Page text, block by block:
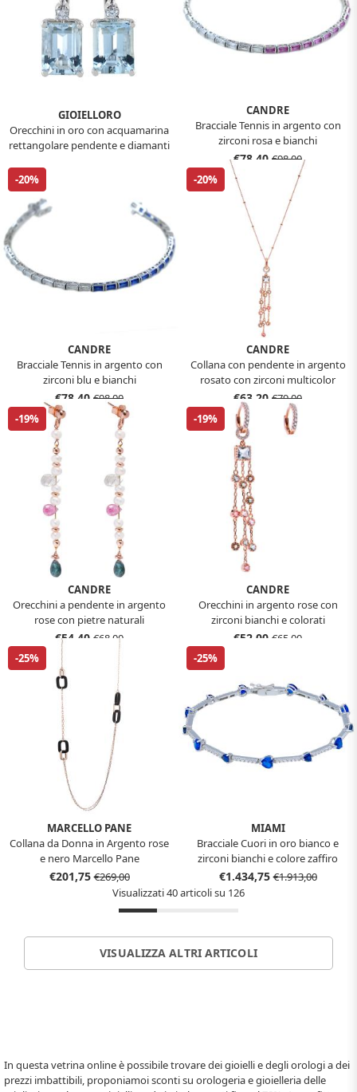
GIOIELLORO
Orecchini in oro con acquamarina
rettangolare pendente e diamanti
CANDRE
Bracciale Tennis in argento con
zirconi rosa e bianchi
€78,40 €98,00
-20%
CANDRE
Bracciale Tennis in argento con
zirconi blu e bianchi
€78,40 €98,00
-20%
CANDRE
Collana con pendente in argento
rosato con zirconi multicolor
€63,20 €79,00
-19%
CANDRE
Orecchini a pendente in argento
rose con pietre naturali
€54,40 €68,00
-19%
CANDRE
Orecchini in argento rose con
zirconi bianchi e colorati
€52,00 €65,00
-25%
MARCELLO PANE
Collana da Donna in Argento rose
e nero Marcello Pane
€201,75€269,00
-25%
MIAMI
Bracciale Cuori in oro bianco e
zirconi bianchi e colore zaffiro
collezione Miami
€1.434,75€1.913,00
Visualizzati 40 articoli su 126
VISUALIZZA ALTRI ARTICOLI
In questa vetrina online è possibile trovare dei gioielli e degli orologi a dei
prezzi imbattibili, proponiamoi sconti su orologeria e gioielleria delle